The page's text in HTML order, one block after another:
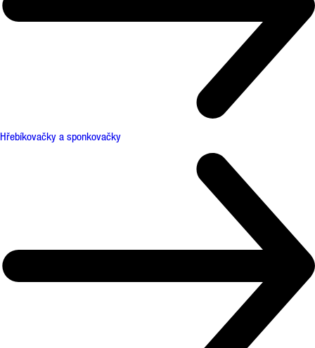
Hřebíkovačky a sponkovačky